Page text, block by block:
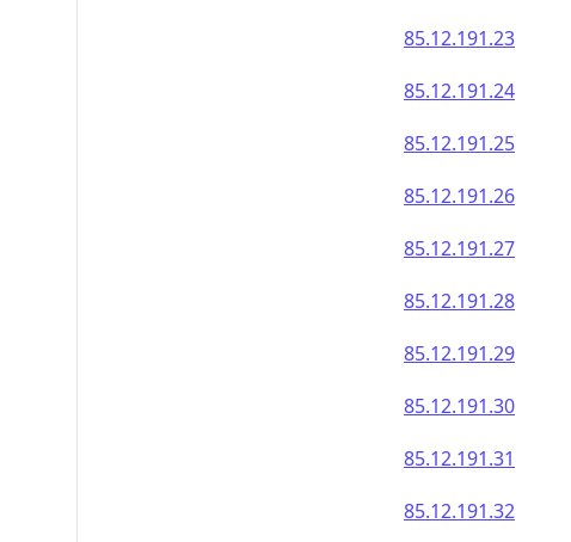
85.12.191.23
85.12.191.24
85.12.191.25
85.12.191.26
85.12.191.27
85.12.191.28
85.12.191.29
85.12.191.30
85.12.191.31
85.12.191.32